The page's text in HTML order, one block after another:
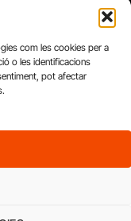
com les cookies per a
o les identificacions
pot afectar